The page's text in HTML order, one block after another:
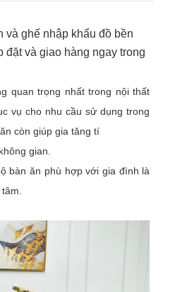
và ghế nhập khẩu đồ bền
đặt và giao hàng ngay trong
quan trọng nhất trong nội thất
vụ cho nhu cầu sử dụng trong
còn giúp gia tăng tí
gian.
bàn ăn phù hợp với gia đình là